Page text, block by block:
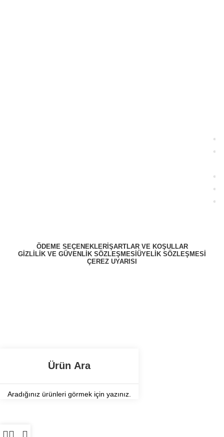
ÖDEME SEÇENEKLERI ŞARTLAR VE KOŞULLAR
GIZLILIK VE GÜVENLIK SÖZLEŞMESI ÜYELIK SÖZLEŞMESI
ÇEREZ UYARISI
Aradığınız ürünleri görmek için yazınız.